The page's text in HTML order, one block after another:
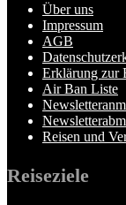
Über uns
Impressum
AGB
Erklärung zur
Air Ban Liste
Reisen und
Reiseziele